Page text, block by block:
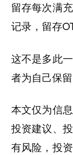
留存每次满
记录，留存
这不是多此
者为自己保
本文仅为信
投资建议、
有风险，投